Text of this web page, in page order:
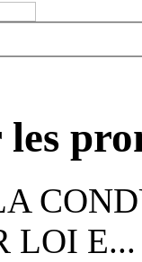
LOI E...